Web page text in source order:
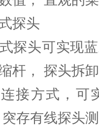
探头
探头可实现
杆， 探头拆
接方式，可
存有线探头